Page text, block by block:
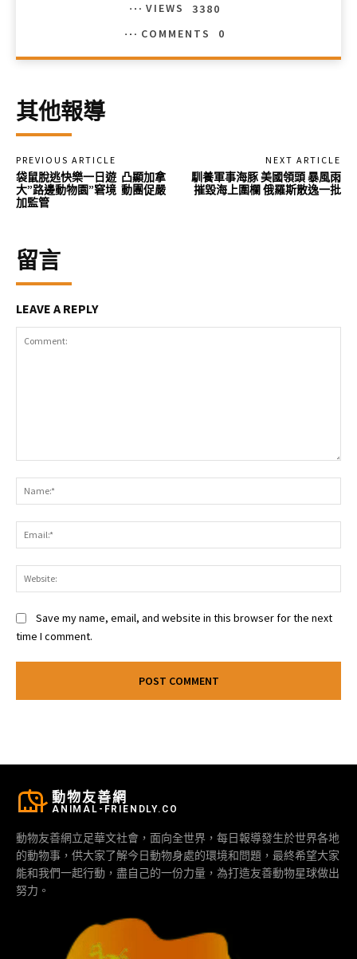
VIEWS
3380
COMMENTS
0
其他報導
PREVIOUS ARTICLE
袋鼠脫逃快樂一日遊 凸顯加拿
大”路邊動物園”窘境 動團促嚴
加監管
NEXT ARTICLE
馴養軍事海豚 美國領頭 暴風雨
摧毀海上圍欄 俄羅斯散逸一批
留言
LEAVE A REPLY
Save my name, email, and website in this browser for the next
time I comment.
動物友善網
ANIMAL-FRIENDLY.CO
動物友善網立足華文社會，面向全世界，每日報導發生於世界各地
的動物事，供大家了解今日動物身處的環境和問題，最終希望大家
能和我們一起行動，盡自己的一份力量，為打造友善動物星球做出
努力。